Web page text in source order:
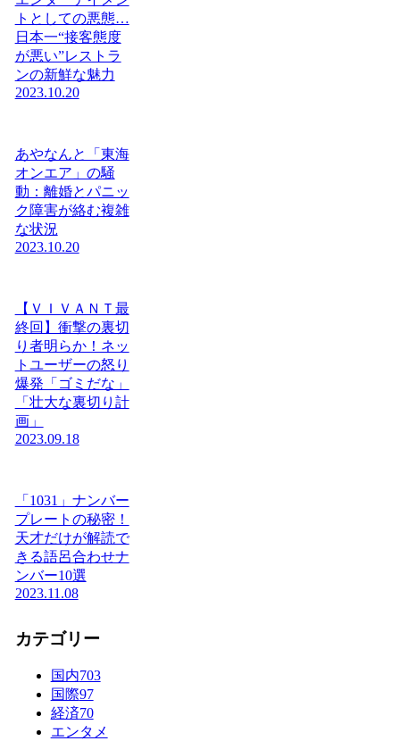
トとしての悪態…
日本一“接客態度
が悪い”レストラ
ンの新鮮な魅力
2023.10.20
あやなんと「東海
オンエア」の騒
動：離婚とパニッ
ク障害が絡む複雑
な状況
2023.10.20
【ＶＩＶＡＮＴ最
終回】衝撃の裏切
り者明らか！ネッ
トユーザーの怒り
爆発「ゴミだな」
「壮大な裏切り計
画」
2023.09.18
「1031」ナンバー
プレートの秘密！
天才だけが解読で
きる語呂合わせナ
ンバー10選
2023.11.08
カテゴリー
国内703
国際97
経済70
エンタメ